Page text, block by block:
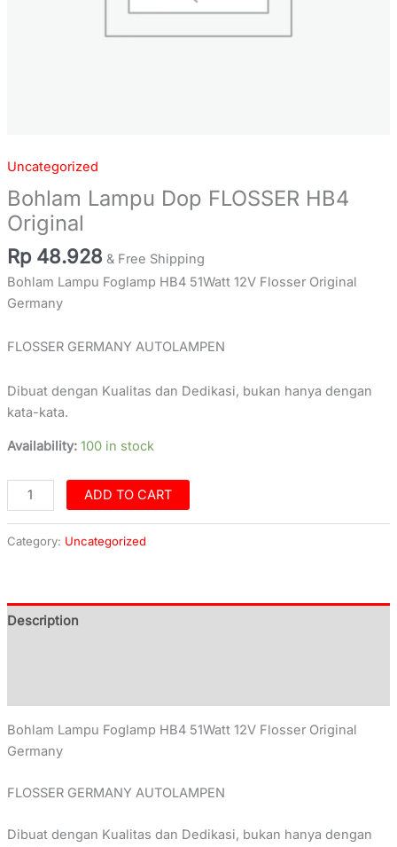
Uncategorized
Bohlam Lampu Dop FLOSSER HB4
Original
Rp 48.928 & Free Shipping
Bohlam Lampu Foglamp HB4 51Watt 12V Flosser Original
Germany
FLOSSER GERMANY AUTOLAMPEN
Dibuat dengan Kualitas dan Dedikasi, bukan hanya dengan
kata-kata.
Availability: 100 in stock
ADD TO CART
Category: Uncategorized
Description
Bohlam Lampu Foglamp HB4 51Watt 12V Flosser Original
Germany
FLOSSER GERMANY AUTOLAMPEN
Dibuat dengan Kualitas dan Dedikasi, bukan hanya dengan